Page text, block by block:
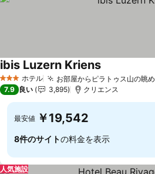
3 ホテルのランク
ホテル お部屋からピラトゥス山の眺め
ibis Luzern Kriens料金を表示
7.9 良い 3,895 クリエンス
最安値 ￥19,542
8件のサイトの料金を表示
人気施設